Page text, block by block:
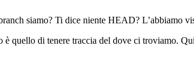
siamo? Ti dice niente HEAD? L’abbiamo
quello di tenere traccia del dove ci troviamo.